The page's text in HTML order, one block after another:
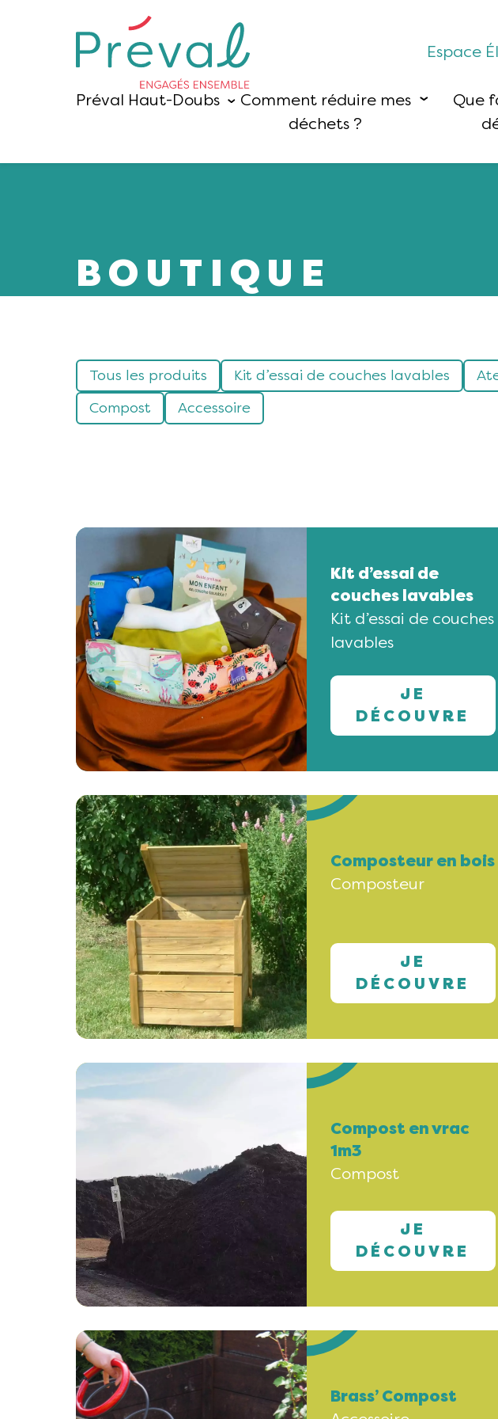
Espace
Préval Haut-Doubs
Comment réduire mes
déchets ?
Que
BOUTIQUE
Tous les produits Kit d’essai de couches lavables
Compost
Accessoire
Kit d’essai de
couches lavables
Kit d’essai de couches
lavables
JE
DÉCOUVRE
Composteur en bois
Composteur
JE
DÉCOUVRE
Compost en vrac
1m3
Compost
JE
DÉCOUVRE
Brass’ Compost